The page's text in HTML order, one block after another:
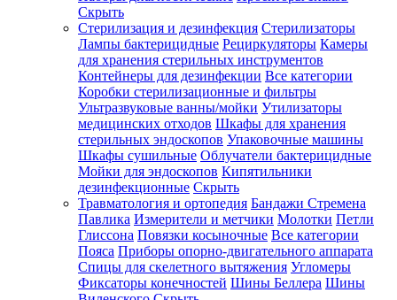
Скрыть
Стерилизация и дезинфекция Стерилизаторы
Лампы бактерицидные Рециркуляторы Камеры
для хранения стерильных инструментов
Контейнеры для дезинфекции Все категории
Коробки стерилизационные и фильтры
Ультразвуковые ванны/мойки Утилизаторы
медицинских отходов Шкафы для хранения
стерильных эндоскопов Упаковочные машины
Шкафы сушильные Облучатели бактерицидные
Мойки для эндоскопов Кипятильники
дезинфекционные Скрыть
Травматология и ортопедия Бандажи Стремена
Павлика Измерители и метчики Молотки Петли
Глиссона Повязки косыночные Все категории
Пояса Приборы опорно-двигательного аппарата
Спицы для скелетного вытяжения Угломеры
Фиксаторы конечностей Шины Беллера Шины